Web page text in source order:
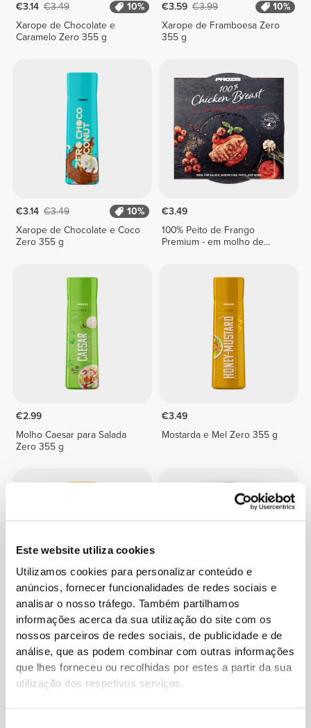
Este website utiliza cookies
Utilizamos cookies para personalizar conteúdo e
anúncios, fornecer funcionalidades de redes sociais e
analisar o nosso tráfego. Também partilhamos
informações acerca da sua utilização do site com os
nossos parceiros de redes sociais, de publicidade e de
análise, que as podem combinar com outras informações
que lhes forneceu ou recolhidas por estes a partir da sua
utilização dos respetivos serviços.
€3.14 €3.49
10%
Xarope de Chocolate e
Caramelo Zero 355 g
€3.59 €3.99
10%
Xarope de Framboesa Zero
355 g
€3.14 €3.49
10%
Xarope de Chocolate e Coco
Zero 355 g
€3.49
100% Peito de Frango
Premium - em molho de
€2.99
Molho Caesar para Salada
Zero 355 g
€3.49
Mostarda e Mel Zero 355 g
€3.49
Molho de Caril Zero 355 g
€3.99
100% Peito de Peru Premium
- marinado 155 g